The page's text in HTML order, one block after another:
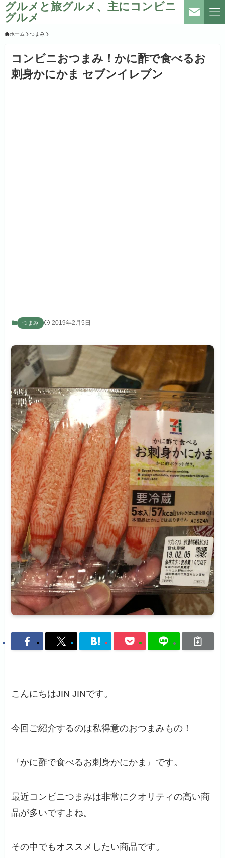
グルメと旅グルメ、主にコンビニ
グルメ
ホーム つまみ
コンビニおつまみ！かに酢で食べるお
刺身かにかま セブンイレブン
つまみ 2019年2月5日
こんにちはJIN JINです。
今回ご紹介するのは私得意のおつまみもの！
『かに酢で食べるお刺身かにかま』です。
最近コンビニつまみは非常にクオリティの高い商
品が多いですよね。
その中でもオススメしたい商品です。